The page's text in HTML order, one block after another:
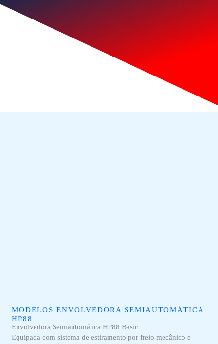
MODELOS ENVOLVEDORA SEMIAUTOMÁTICA
HP88
Envolvedora Semiautomática HP88 Basic
Equipada com sistema de estiramento por freio mecânico e